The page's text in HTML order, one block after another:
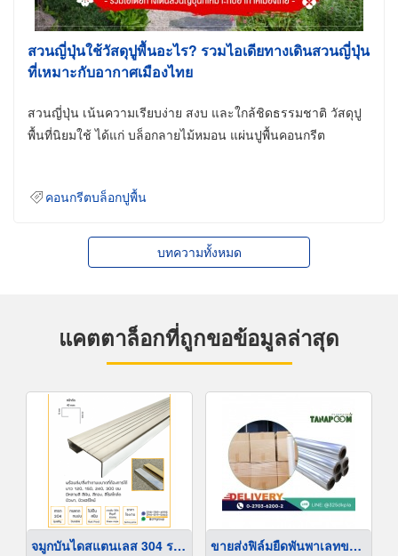
สวนญี่ปุ่นใช้วัสดุปูพื้นอะไร? รวมไอเดียทางเดินสวนญี่ปุ่น
ที่เหมาะกับอากาศเมืองไทย
สวนญี่ปุ่น เน้นความเรียบง่าย สงบ และใกล้ชิดธรรมชาติ วัสดุปู
พื้นที่นิยมใช้ ได้แก่ บล็อกลายไม้หมอน แผ่นปูพื้นคอนกรีต
คอนกรีตบล็อกปูพื้น
บทความทั้งหมด
แคตตาล็อกที่ถูกขอข้อมูลล่าสุด
จมูกบันไดสแตนเลส 304 ราคาโรงงาน ขายส่งฟิล์มยืดพันพาเลทขนาดพันด้วยมือ Hand wrap